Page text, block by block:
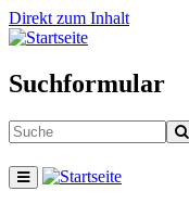
Direkt zum Inhalt
Suchformular